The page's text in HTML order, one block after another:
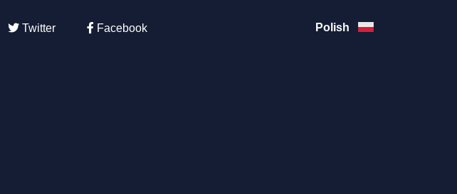
Twitter Facebook Polish